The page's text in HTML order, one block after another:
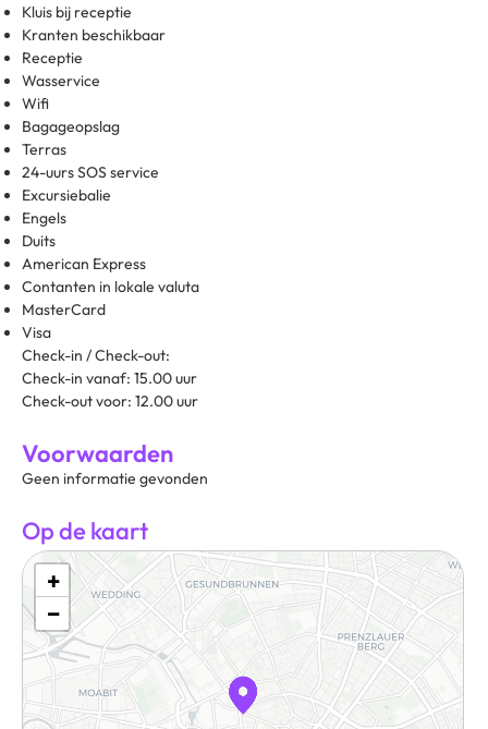
Kluis bij receptie
Kranten beschikbaar
Receptie
Wasservice
Wifi
Bagageopslag
Terras
24-uurs SOS service
Excursiebalie
Engels
Duits
American Express
Contanten in lokale valuta
MasterCard
Visa
Check-in / Check-out:
Check-in vanaf: 15.00 uur
Check-out voor: 12.00 uur
Voorwaarden
Geen informatie gevonden
Op de kaart
+
−